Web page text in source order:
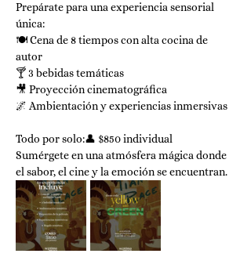
Prepárate para una experiencia sensorial
única:
🍽️ Cena de 8 tiempos con alta cocina de
autor
🍸 3 bebidas temáticas
🎥 Proyección cinematográfica
🌌 Ambientación y experiencias inmersivas
Todo por solo:👤 $850 individual
Sumérgete en una atmósfera mágica donde
el sabor, el cine y la emoción se encuentran.